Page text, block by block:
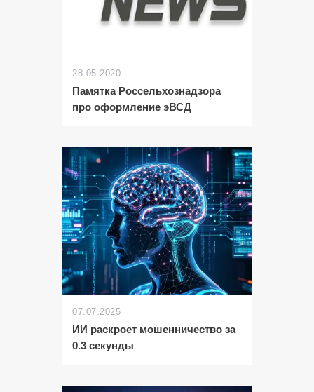
28.05.2020
Памятка Россельхознадзора
про оформление эВСД
07.07.2025
ИИ раскроет мошенничество за
0.3 секунды